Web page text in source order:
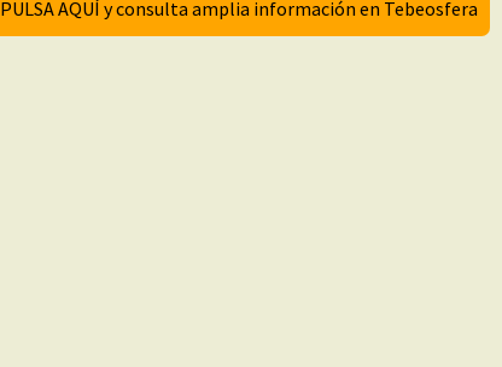
PULSA AQUÍ y consulta amplia información en Tebeosfera